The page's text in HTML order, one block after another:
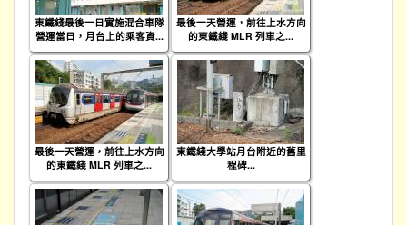
東鐵綫最後一日實施混合車隊
營運當日，月台上的乘客資...
最後一天營運，前往上水方向
的東鐵綫 MLR 列車之...
最後一天營運，前往上水方向
的東鐵綫 MLR 列車之...
東鐵綫大學站月台附近的舊里
程碑...